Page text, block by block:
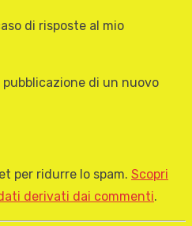
di risposte al mio
di un nuovo
per ridurre lo spam. Scopri
derivati dai commenti.